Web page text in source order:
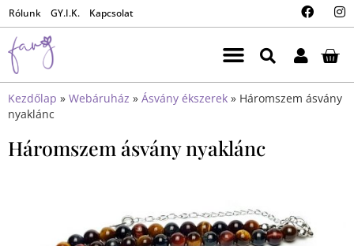
Rólunk GY.I.K. Kapcsolat
Kezdőlap » Webáruház » Ásvány ékszerek » Háromszem ásvány
nyaklánc
Háromszem ásvány nyaklánc